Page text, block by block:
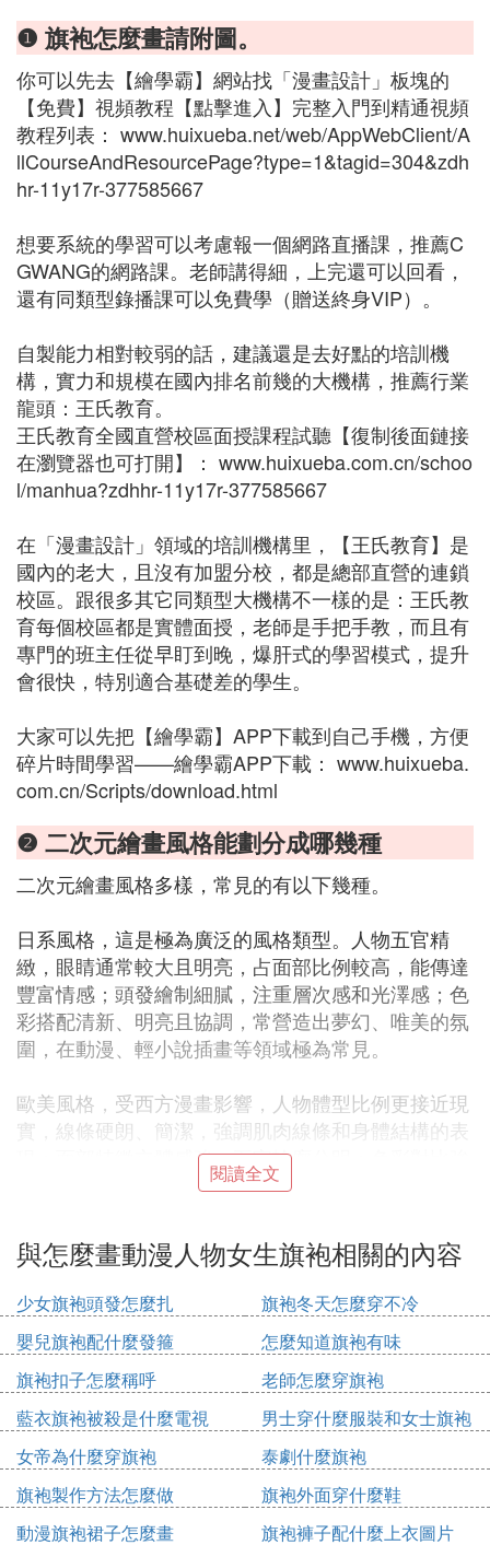
❶ 旗袍怎麼畫請附圖。
你可以先去【繪學霸】網站找「漫畫設計」板塊的
【免費】視頻教程【點擊進入】完整入門到精通視頻
教程列表： www.huixueba.net/web/AppWebClient/A
llCourseAndResourcePage?type=1&tagid=304&zdh
hr-11y17r-377585667
想要系統的學習可以考慮報一個網路直播課，推薦C
GWANG的網路課。老師講得細，上完還可以回看，
還有同類型錄播課可以免費學（贈送終身VIP）。
自製能力相對較弱的話，建議還是去好點的培訓機
構，實力和規模在國內排名前幾的大機構，推薦行業
龍頭：王氏教育。
王氏教育全國直營校區面授課程試聽【復制後面鏈接
在瀏覽器也可打開】： www.huixueba.com.cn/schoo
l/manhua?zdhhr-11y17r-377585667
在「漫畫設計」領域的培訓機構里，【王氏教育】是
國內的老大，且沒有加盟分校，都是總部直營的連鎖
校區。跟很多其它同類型大機構不一樣的是：王氏教
育每個校區都是實體面授，老師是手把手教，而且有
專門的班主任從早盯到晚，爆肝式的學習模式，提升
會很快，特別適合基礎差的學生。
大家可以先把【繪學霸】APP下載到自己手機，方便
碎片時間學習——繪學霸APP下載： www.huixueba.
com.cn/Scripts/download.html
❷ 二次元繪畫風格能劃分成哪幾種
二次元繪畫風格多樣，常見的有以下幾種。
日系風格，這是極為廣泛的風格類型。人物五官精
緻，眼睛通常較大且明亮，占面部比例較高，能傳達
豐富情感；頭發繪制細膩，注重層次感和光澤感；色
彩搭配清新、明亮且協調，常營造出夢幻、唯美的氛
圍，在動漫、輕小說插畫等領域極為常見。
歐美風格，受西方漫畫影響，人物體型比例更接近現
實，線條硬朗、簡潔，強調肌肉線條和身體結構的表
現；面部特徵立體感強，五官輪廓分明；色彩對比強
烈，常運用高飽和度色彩，視覺沖擊力大。
Q版風格，以可愛、誇張為特點。人物頭部較大，通
常占身體比例的三分之一甚至更大，身體小巧圓潤，
四肢簡化；表情豐富且生動，動作活潑俏皮，在游戲
角色設計、表情包創作中廣泛應用。
中國風二次元，融合中國傳統元素與二次元繪畫特
點。人物服飾常採用漢服、旗袍等傳統服飾元素，配
飾有發簪、玉佩等；畫面背景可能融入山水、花鳥等
傳統國畫元素；色彩上借鑒傳統色彩體系，展現獨特
東方韻味 。
❸ 求穿著旗袍或唐裝的動漫人物的圖
閱讀全文
與怎麼畫動漫人物女生旗袍相關的內容
少女旗袍頭發怎麼扎
旗袍冬天怎麼穿不冷
嬰兒旗袍配什麼發箍
怎麼知道旗袍有味
旗袍扣子怎麼稱呼
老師怎麼穿旗袍
藍衣旗袍被殺是什麼電視
男士穿什麼服裝和女士旗袍
搭配圖片欣賞
女帝為什麼穿旗袍
泰劇什麼旗袍
旗袍製作方法怎麼做
旗袍外面穿什麼鞋
動漫旗袍裙子怎麼畫
旗袍褲子配什麼上衣圖片